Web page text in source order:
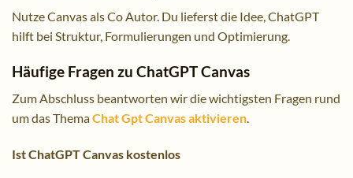
Nutze Canvas als Co Autor. Du lieferst die Idee, ChatGPT
hilft bei Struktur, Formulierungen und Optimierung.
Häufige Fragen zu ChatGPT Canvas
Zum Abschluss beantworten wir die wichtigsten Fragen rund
um das ThemaChat Gpt Canvas aktivieren.
Ist ChatGPT Canvas kostenlos